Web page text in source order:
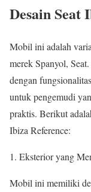
Desain Seat
Mobil ini adalah
merek Spanyol,
dengan
untuk pengemudi
praktis. Berikut
Ibiza Reference:
Eksterior yang
Mobil ini memiliki